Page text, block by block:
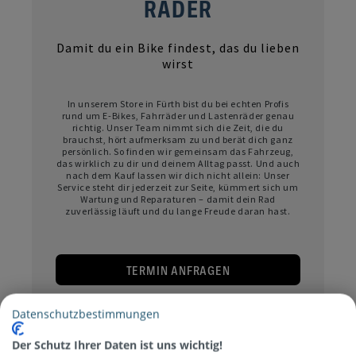
RÄDER
Damit du ein Bike findest, das du lieben
wirst
In unserem Store in Fürth bist du bei echten Profis
rund um E-Bikes, Fahrräder und Lastenräder genau
richtig. Unser Team nimmt sich die Zeit, die du
brauchst, hört aufmerksam zu und berät dich ganz
persönlich. So finden wir gemeinsam das Fahrzeug,
das wirklich zu dir und deinem Alltag passt. Und auch
nach dem Kauf lassen wir dich nicht allein: Unser
Service steht dir jederzeit zur Seite, kümmert sich um
Wartung und Reparaturen – damit dein Rad
zuverlässig läuft und du lange Freude daran hast.
TERMIN ANFRAGEN
Datenschutzbestimmungen
Der Schutz Ihrer Daten ist uns wichtig!